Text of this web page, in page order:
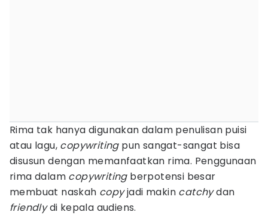
Rima tak hanya digunakan dalam penulisan puisi
atau lagu, copywritingpun sangat-sangat bisa
disusun dengan memanfaatkan rima. Penggunaan
rima dalam copywritingberpotensi besar
membuat naskah copyjadi makin catchydan
friendlydi kepala audiens.